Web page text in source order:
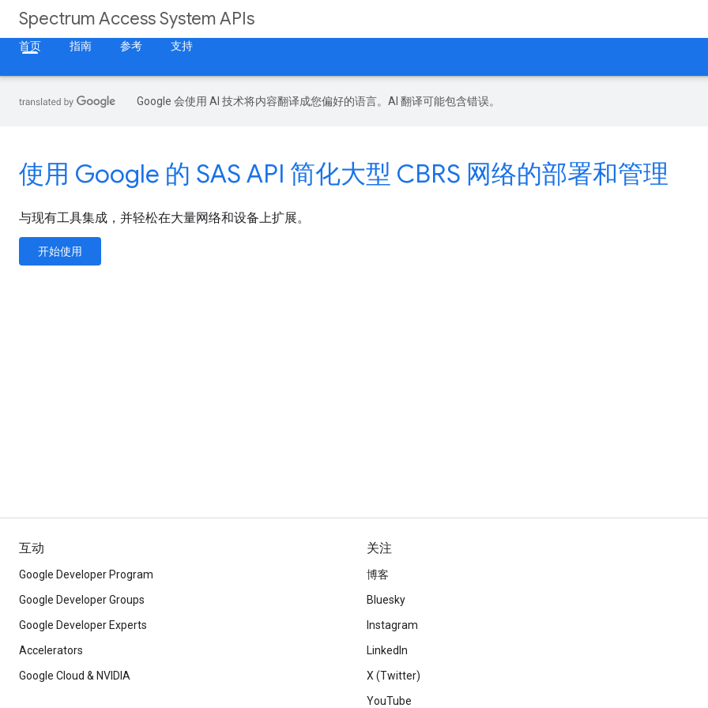
Spectrum Access System APIs
首页 指南 参考 支持
Google 会使用 AI 技术将内容翻译成您偏好的语言。AI 翻译可能包含错误。
使用 Google 的 SAS API 简化大型 CBRS 网络的部署和管理
与现有工具集成，并轻松在大量网络和设备上扩展。
开始使用
互动
Google Developer Program
Google Developer Groups
Google Developer Experts
Accelerators
Google Cloud & NVIDIA
关注
博客
Bluesky
Instagram
LinkedIn
X (Twitter)
YouTube